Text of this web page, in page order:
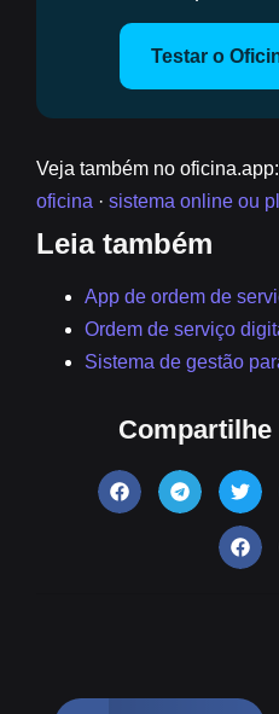
Testar o
Veja também no oficina.app:
oficina · sistema online ou
Leia também
App de ordem de
Ordem de serviço
Sistema de gestão